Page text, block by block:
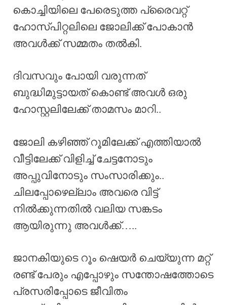
കൊച്ചിയിലെ പേരെടുത്ത പ്രൈവറ്റ്
ഹോസ്പിറ്റലിലെ ജോലിക്ക് പോകാൻ
അവൾക്ക് സമ്മതം തൽകി.
ദിവസവും പോയി വരുന്നത്
ബുദ്ധിമുട്ടായത് കൊണ്ട് അവൾ ഒരു
ഹോസ്റ്റലിലേക്ക് താമസം മാറി..
ജോലി കഴിഞ്ഞ് റൂമിലേക്ക് എത്തിയാൽ
വീട്ടിലേക്ക് വിളിച്ച് ചേട്ടനോടും
അപ്പുവിനോടും സംസാരിക്കും..
ചിലപ്പോഴെല്ലാം അവരെ വിട്ട്
നിൽക്കുന്നതിൽ വലിയ സങ്കടം
ആയിരുന്നു അവൾക്ക്…..
ജാനകിയുടെ റൂം ഷെയർ ചെയ്യുന്ന മറ്റ്
രണ്ട് പേരും എപ്പോഴും സന്തോഷത്തോടെ
പ്രസരിപ്പോടെ ജീവിതം